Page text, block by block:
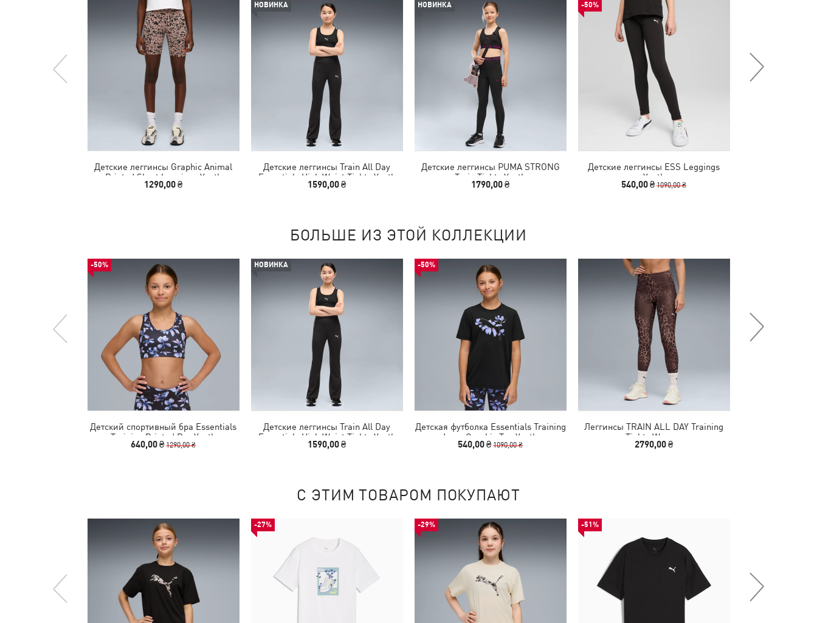
Детские леггинсы Graphic Animal
Printed Short Leggings Youth
1290,00 ₴
НОВИНКА
Детские леггинсы Train All Day
Essentials High Waist Tights Youth
1590,00 ₴
НОВИНКА
Детские леггинсы PUMA STRONG
Train Tights Youth
1790,00 ₴
-50%
Детские леггинсы ESS Leggings
Youth
540,00 ₴1090,00 ₴
БОЛЬШЕ ИЗ ЭТОЙ КОЛЛЕКЦИИ
-50%
Детский спортивный бра Essentials
Training Printed Bra Youth
640,00 ₴1290,00 ₴
НОВИНКА
Детские леггинсы Train All Day
Essentials High Waist Tights Youth
1590,00 ₴
-50%
Детская футболка Essentials Training
Logo Graphic Tee Youth
540,00 ₴1090,00 ₴
Леггинсы TRAIN ALL DAY Training
Tights Women
2790,00 ₴
С ЭТИМ ТОВАРОМ ПОКУПАЮТ
-27% -29% -51%